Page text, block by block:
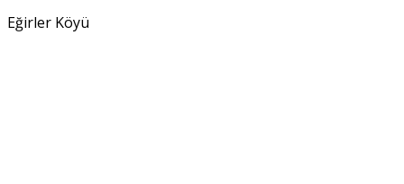
Eğirler Köyü